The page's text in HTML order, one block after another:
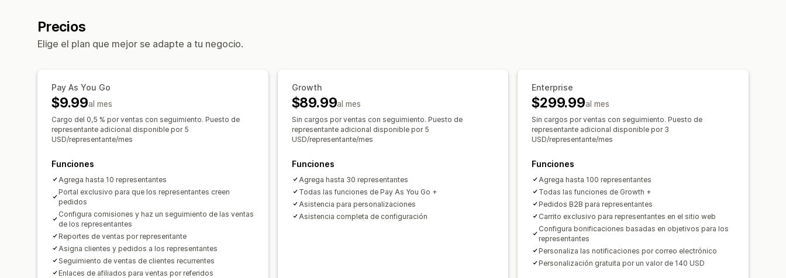
Activadores personalizados
Flujos de trabajo personalizados
Precios
Elige el plan que mejor se adapte a tu negocio.
Pay As You Go
$9.99al mes
Cargo del 0,5 % por ventas con seguimiento. Puesto de
representante adicional disponible por 5
USD/representante/mes
Funciones
Agrega hasta 10 representantes
Portal exclusivo para que los representantes creen
pedidos
Configura comisiones y haz un seguimiento de las ventas
de los representantes
Reportes de ventas por representante
Asigna clientes y pedidos a los representantes
Seguimiento de ventas de clientes recurrentes
Enlaces de afiliados para ventas por referidos
Growth
$89.99al mes
Sin cargos por ventas con seguimiento. Puesto de
representante adicional disponible por 5
USD/representante/mes
Funciones
Agrega hasta 30 representantes
Todas las funciones de Pay As You Go +
Asistencia para personalizaciones
Asistencia completa de configuración
Enterprise
$299.99al mes
Sin cargos por ventas con seguimiento. Puesto de
representante adicional disponible por 3
USD/representante/mes
Funciones
Agrega hasta 100 representantes
Todas las funciones de Growth +
Pedidos B2B para representantes
Carrito exclusivo para representantes en el sitio web
Configura bonificaciones basadas en objetivos para los
representantes
Personaliza las notificaciones por correo electrónico
Personalización gratuita por un valor de 140 USD